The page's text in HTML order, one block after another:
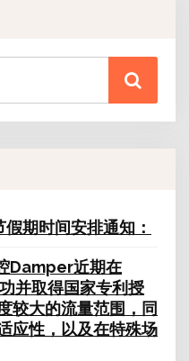
期时间安排通知：
Damper近期在
并取得国家专利授
较大的流量范围，同
应性，以及在特殊场